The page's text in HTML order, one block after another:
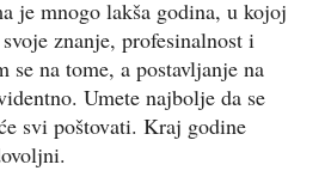
je mnogo lakša godina, u kojoj
znanje, profesinalnost i
se na tome, a postavljanje na
Umete najbolje da se
svi poštovati. Kraj godine